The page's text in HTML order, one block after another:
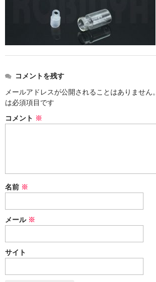
セット
単品
セット
デザイン小瓶
単品
パーツ
コメントを残す
メールアドレスが公開されることはありません。
は必須項目です
コメント ※
名前 ※
メール ※
サイト